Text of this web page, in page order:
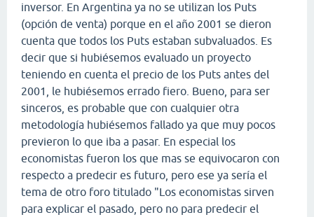
inversor. En Argentina ya no se utilizan los Puts
(opción de venta) porque en el año 2001 se dieron
cuenta que todos los Puts estaban subvaluados. Es
decir que si hubiésemos evaluado un proyecto
teniendo en cuenta el precio de los Puts antes del
2001, le hubiésemos errado fiero. Bueno, para ser
sinceros, es probable que con cualquier otra
metodología hubiésemos fallado ya que muy pocos
previeron lo que iba a pasar. En especial los
economistas fueron los que mas se equivocaron con
respecto a predecir es futuro, pero ese ya sería el
tema de otro foro titulado "Los economistas sirven
para explicar el pasado, pero no para predecir el